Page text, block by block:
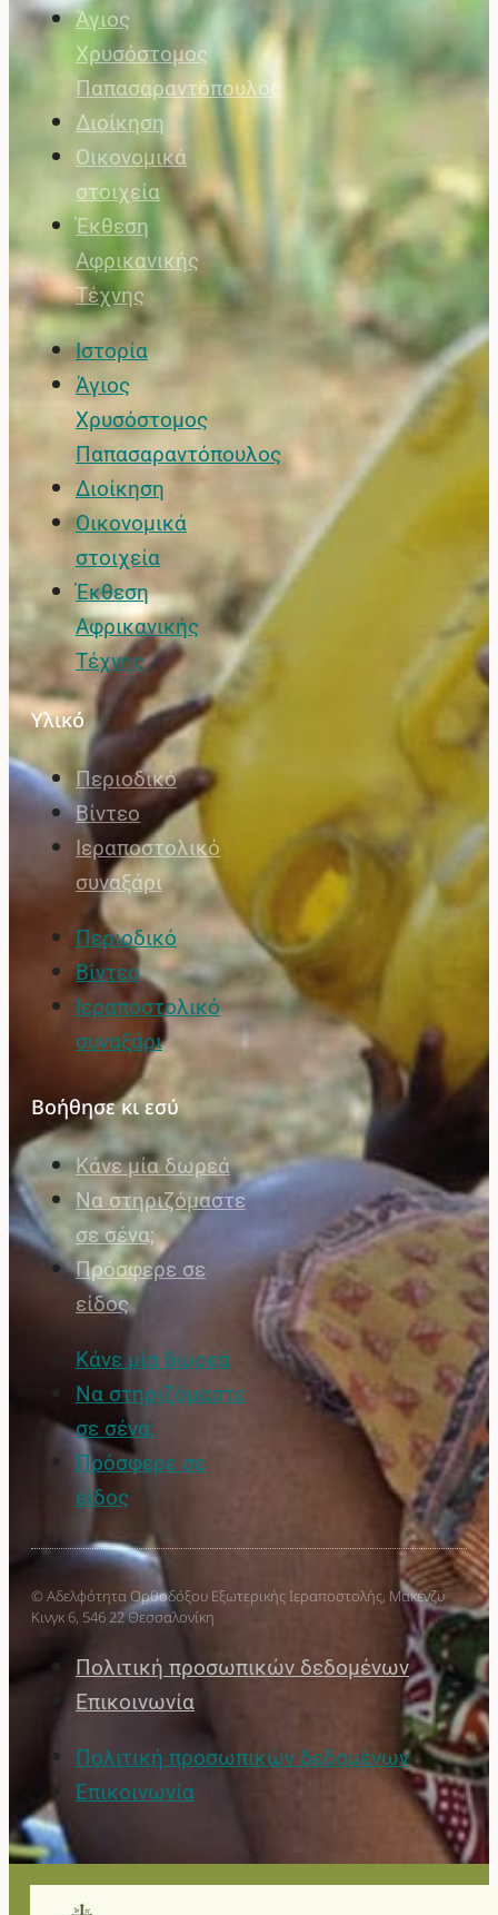
Άγιος
Χρυσόστομος
Παπασαραντόπουλος
Διοίκηση
Οικονομικά
στοιχεία
Έκθεση
Αφρικανικής
Τέχνης
Ιστορία
Άγιος
Χρυσόστομος
Παπασαραντόπουλος
Διοίκηση
Οικονομικά
στοιχεία
Έκθεση
Αφρικανικής
Τέχνης
Υλικό
Περιοδικό
Βίντεο
Ιεραποστολικό
συναξάρι
Περιοδικό
Βίντεο
Ιεραποστολικό
συναξάρι
Βοήθησε κι εσύ
Κάνε μία δωρεά
Να στηριζόμαστε
σε σένα;
Πρόσφερε σε
είδος
Κάνε μία δωρεά
Να στηριζόμαστε
σε σένα;
Πρόσφερε σε
είδος
© Αδελφότητα Ορθοδόξου Εξωτερικής Ιεραποστολής, Μακένζυ
Κινγκ 6, 546 22 Θεσσαλονίκη
Πολιτική προσωπικών δεδομένων
Επικοινωνία
Πολιτική προσωπικών δεδομένων
Επικοινωνία